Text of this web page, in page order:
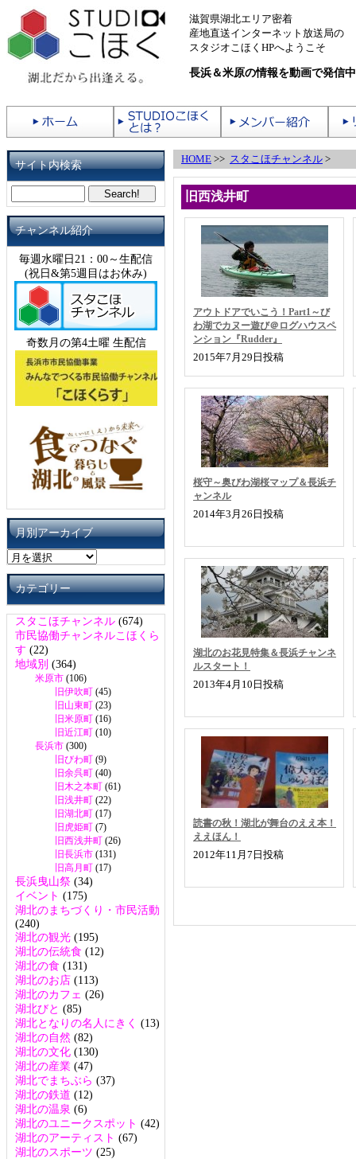
滋賀県湖北エリア密着
産地直送インターネット放送局の
スタジオこほくHPへようこそ
長浜＆米原の情報を動画で発信中
サイト内検索
チャンネル紹介
毎週水曜日21：00～生配信
(祝日&第5週目はお休み)
奇数月の第4土曜 生配信
月別アーカイブ
月
別
ア
カ
イ
ブ
カテゴリー
スタこほチャンネル (674)
市民協働チャンネルこほくら
す (22)
地域別 (364)
米原市 (106)
旧伊吹町 (45)
旧山東町 (23)
旧米原町 (16)
旧近江町 (10)
長浜市 (300)
旧びわ町 (9)
旧余呉町 (40)
旧木之本町 (61)
旧浅井町 (22)
旧湖北町 (17)
旧虎姫町 (7)
旧西浅井町 (26)
旧長浜市 (131)
旧高月町 (17)
長浜曳山祭 (34)
イベント (175)
湖北のまちづくり・市民活動
(240)
湖北の観光 (195)
湖北の伝統食 (12)
湖北の食 (131)
湖北のお店 (113)
湖北のカフェ (26)
湖北びと (85)
湖北となりの名人にきく (13)
湖北の自然 (82)
湖北の文化 (130)
湖北の産業 (47)
湖北でまちぶら (37)
湖北の鉄道 (12)
湖北の温泉 (6)
湖北のユニークスポット (42)
湖北のアーティスト (67)
湖北のスポーツ (25)
HOME >> スタこほチャンネル >
旧西浅井町
アウトドアでいこう！Part1～び
わ湖でカヌー遊び＠ログハウスペ
ンション『Rudder』
2015年7月29日投稿
桜守～奥びわ湖桜マップ＆長浜チ
ャンネル
2014年3月26日投稿
湖北のお花見特集＆長浜チャンネ
ルスタート！
2013年4月10日投稿
読書の秋！湖北が舞台のええ本！
ええほん！
2012年11月7日投稿